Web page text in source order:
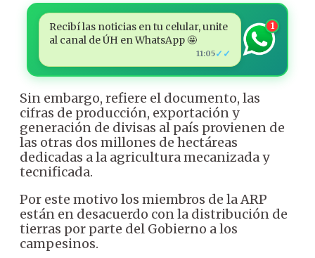
Recibí las noticias en tu celular, unite
al canal de ÚH en WhatsApp 🤩
11:05✓✓
1
Sin embargo, refiere el documento, las
cifras de producción, exportación y
generación de divisas al país provienen de
las otras dos millones de hectáreas
dedicadas a la agricultura mecanizada y
tecnificada.
Por este motivo los miembros de la ARP
están en desacuerdo con la distribución de
tierras por parte del Gobierno a los
campesinos.